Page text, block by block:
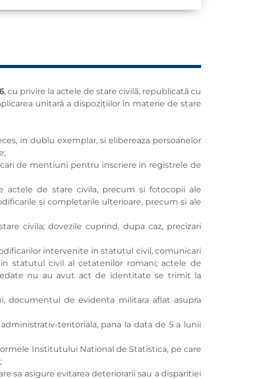
, cu privire la actele de stare civilă, republicată cu
unitară a dispozițiilor în materie de stare
in dublu exemplar, si elibereaza persoanelor
de mentiuni pentru inscriere in registrele de
de stare civila, precum si fotocopii ale
si completarile ulterioare, precum si ale
civila; dovezile cuprind, dupa caz, precizari
intervenite in statutul civil, comunicari
statutul civil al cetatenilor romani; actele de
nu au avut act de identitate se trimit la
de evidenta militara aflat asupra
teritoriala, pana la data de 5 a lunii
Institutului National de Statistica, pe care
sa asigure evitarea deteriorarii sau a disparitiei